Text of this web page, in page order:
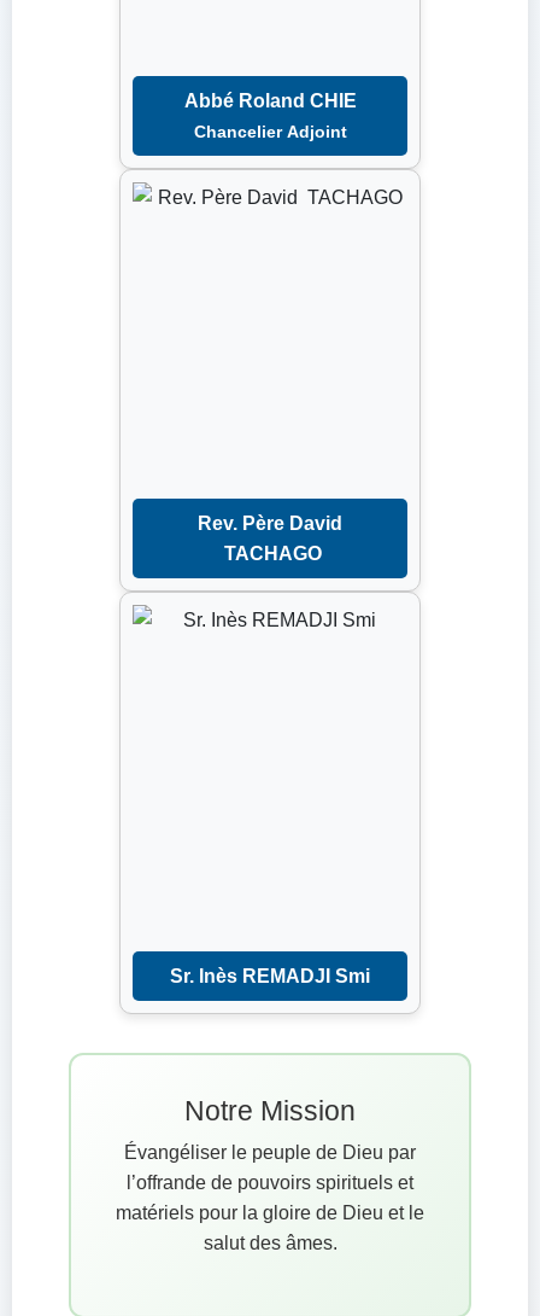
Abbé Roland CHIE
Chancelier Adjoint
Rev. Père David
TACHAGO
Sr. Inès REMADJI Smi
Notre Mission
Évangéliser le peuple de Dieu par
l’offrande de pouvoirs spirituels et
matériels pour la gloire de Dieu et le
salut des âmes.